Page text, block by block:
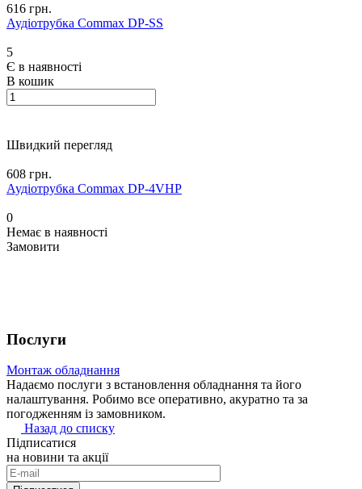
616 грн.
Аудіотрубка Commax DP-SS
5
Є в наявності
В кошик
Швидкий перегляд
608 грн.
Аудіотрубка Commax DP-4VHP
0
Немає в наявності
Замовити
Послуги
Монтаж обладнання
Надаємо послуги з встановлення обладнання та його
налаштування. Робимо все оперативно, акуратно та за
погодженням із замовником.
Назад до списку
Підписатися
на новини та акції